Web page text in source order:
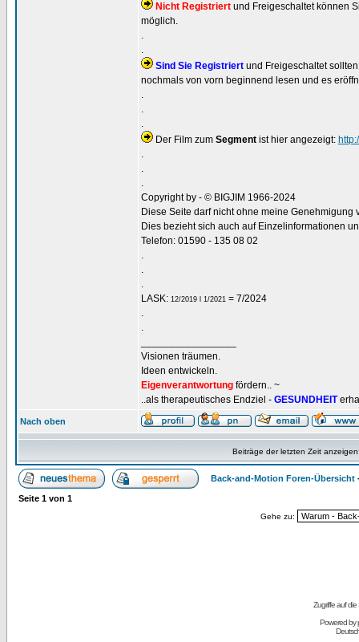
Nicht Registriert und Freigeschaltet können
möglich.
.
.
Sind Sie Registriert und Freigeschaltet
nochmals von vorn beginnend lesen und es
.
.
.
Der Film zum Segment ist hier angezeigt:
.
.
.
Copyright by - © BIGJIM 1966-2024
Diese Seite darf nicht ohne meine Genehmigung
Dies bezieht sich auch auf Einzelinformationen
Telefon: 01590 - 135 08 02
.
.
.
LASK: 12/2019 l 1/2021 = 7/2024
.
.
Visionen träumen.
Ideen entwickeln.
Eigenverantwortung fördern.. ~
..als therapeutisches Endziel - GESUNDHEIT
Nach oben
Beiträge der letzten Zeit
Back-and-Motion Foren-Übersicht
Seite 1 von 1
Gehe zu:
Zugriffe auf
Powered by